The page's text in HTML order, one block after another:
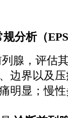
分析（
腺，评估
边界以及
明显；慢